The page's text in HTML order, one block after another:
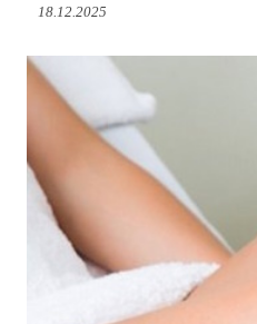
18.12.2025